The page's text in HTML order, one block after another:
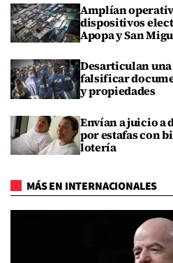
Amplían
dispositivos
Apopa y San
Desarticulan una
falsificar
y propiedades
Envían a juicio a
por estafas con
lotería
MÁS EN INTERNACIONALES